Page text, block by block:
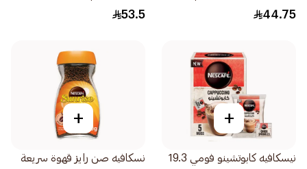
44.75
53.5
+
نيسكافيه كابوتشينو فومي 19.3
+
نسكافيه صن رايز قهوة سريعة